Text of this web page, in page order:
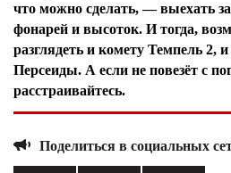
что можно сделать, — выехать
фонарей и высоток. И тогда,
разглядеть и комету Темпель 2,
Персеиды. А если не повезёт с
расстраивайтесь.
Поделиться в социальных